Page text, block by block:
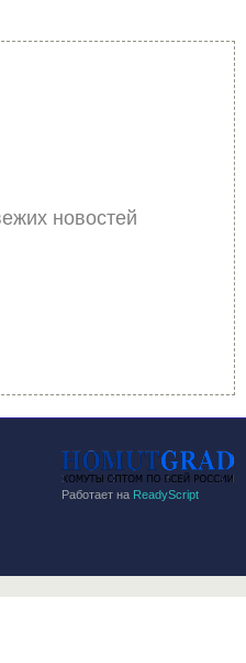
новостей
Работает на ReadyScript